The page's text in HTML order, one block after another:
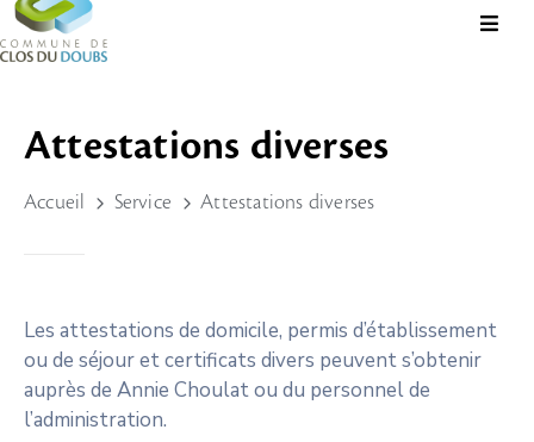
Administration
Guichet
Locale
Tourisme
Durable
&
Attestations diverses
Accueil Service Attestations diverses
Les attestations de domicile, permis d’établissement
ou de séjour et certificats divers peuvent s’obtenir
auprès de Annie Choulat ou du personnel de
l’administration.